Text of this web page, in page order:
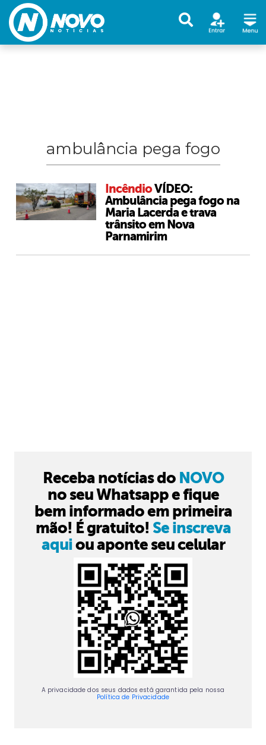
ambulância pega fogo
IncêndioVÍDEO:
Ambulância pega fogo na
Maria Lacerda e trava
trânsito em Nova
Parnamirim
Receba notícias do NOVO
no seu Whatsapp e fique
bem informado em primeira
mão! É gratuito! Se inscreva
aquiou aponte seu celular
A privacidade dos seus dados está garantida pela nossa
Política de Privacidade